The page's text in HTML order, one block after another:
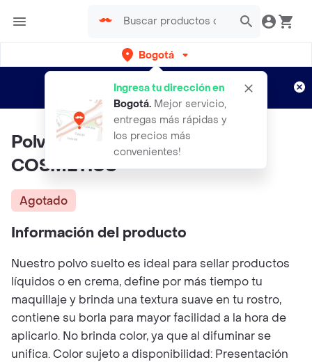
Bogotá
Ingresa tu dirección en
Bogotá. Mejor servicio,
entregas más rápidas y
los precios más
convenientes!
envíos gratis por semanas
Aplican TyC
Polvo Suelto Celestial MIIS
COSMETICS
Agotado
Información del producto
Nuestro polvo suelto es ideal para sellar productos
líquidos o en crema, define por más tiempo tu
maquillaje y brinda una textura suave en tu rostro,
contiene su borla para mayor facilidad a la hora de
aplicarlo. No brinda color, ya que al difuminar se
unifica. Color sujeto a disponibilidad: Presentación